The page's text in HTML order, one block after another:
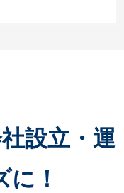
設立・運
！